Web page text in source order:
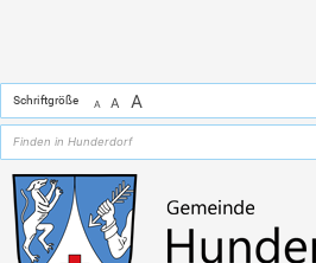
Schriftgröße A A A